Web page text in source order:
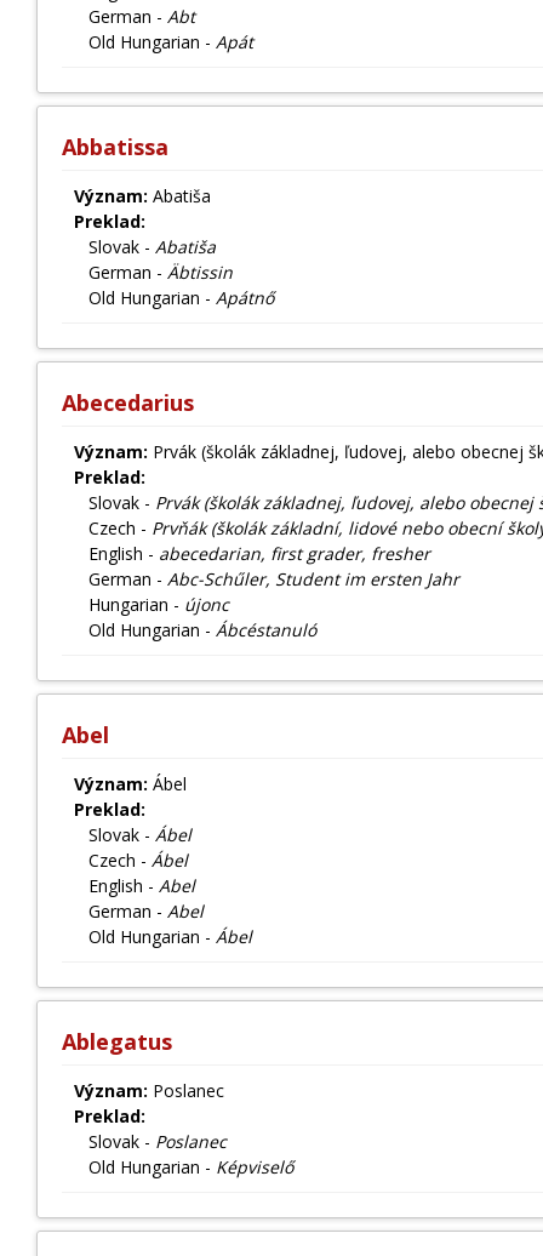
German - Abt
Old Hungarian - Apát
Abbatissa
Význam: Abatiša
Preklad:
Slovak - Abatiša
German - Äbtissin
Old Hungarian - Apátnő
Abecedarius
Význam: Prvák (školák základnej, ľudovej, alebo obecnej
Preklad:
Slovak - Prvák (školák základnej, ľudovej, alebo
Czech - Prvňák (školák základní, lidové nebo obecní
English - abecedarian, first grader, fresher
German - Abc-Schűler, Student im ersten Jahr
Hungarian - újonc
Old Hungarian - Ábcéstanuló
Abel
Význam: Ábel
Preklad:
Slovak - Ábel
Czech - Ábel
English - Abel
German - Abel
Old Hungarian - Ábel
Ablegatus
Význam: Poslanec
Preklad:
Slovak - Poslanec
Old Hungarian - Képviselő